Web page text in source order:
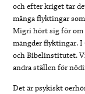
och efter kriget tar
många flyktingar
Migri hört sig för om
mängder flyktingar. I
och Bibelinstitutet.
andra ställen för
Det är psykiskt